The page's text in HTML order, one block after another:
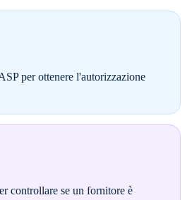
per ottenere l'autorizzazione
controllare se un fornitore è